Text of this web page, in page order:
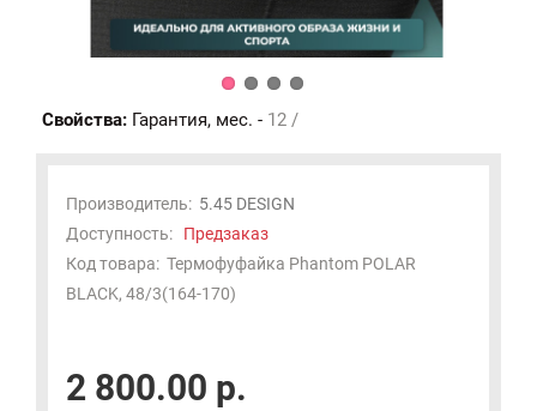
Свойства: Гарантия, мес. - 12 /
Производитель: 5.45 DESIGN
Доступность: Предзаказ
Код товара: Термофуфайка Phantom POLAR
BLACK, 48/3(164-170)
2 800.00 р.